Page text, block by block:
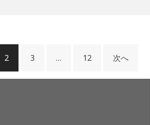
2 3 … 12 次へ